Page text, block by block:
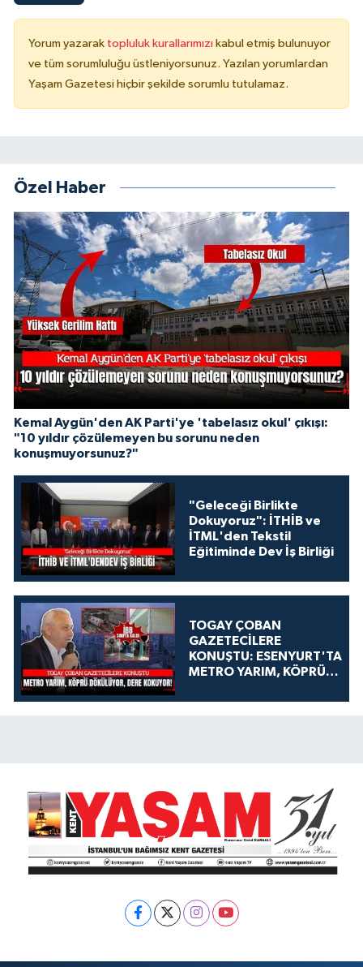
Yorum yazarak topluluk kurallarımızı kabul etmiş bulunuyor
ve tüm sorumluluğu üstleniyorsunuz. Yazılan yorumlardan
Yaşam Gazetesi hiçbir şekilde sorumlu tutulamaz.
Özel Haber
Kemal Aygün'den AK Parti'ye 'tabelasız okul' çıkışı:
"10 yıldır çözülemeyen bu sorunu neden
konuşmuyorsunuz?"
"Geleceği Birlikte
Dokuyoruz": İTHİB ve
İTML'den Tekstil
Eğitiminde Dev İş Birliği
TOGAY ÇOBAN
GAZETECİLERE
KONUŞTU: ESENYURT'TA
METRO YARIM, KÖPRÜ
KOKUYOR!